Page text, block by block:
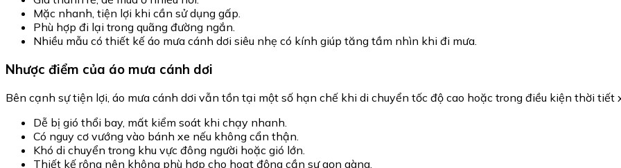
Mặc nhanh, tiện lợi khi cần sử dụng gấp.
Phù hợp đi lại trong quãng đường ngắn.
Nhiều mẫu có thiết kế áo mưa cánh dơi siêu nhẹ có kính giúp tăng tầm nhìn khi đi mưa.
Nhược điểm của áo mưa cánh dơi
Bên cạnh sự tiện lợi, áo mưa cánh dơi vẫn tồn tại một số hạn chế khi di chuyển tốc độ cao hoặc trong điều kiện thời tiết
Dễ bị gió thổi bay, mất kiểm soát khi chạy nhanh.
Có nguy cơ vướng vào bánh xe nếu không cẩn thận.
Khó di chuyển trong khu vực đông người hoặc gió lớn.
Thiết kế rộng nên không phù hợp cho hoạt động cần sự gọn gàng.